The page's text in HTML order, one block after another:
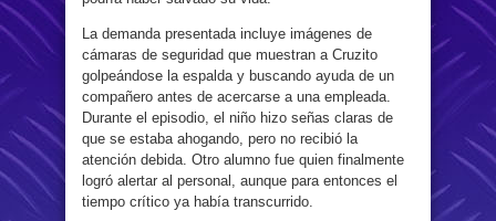
La demanda presentada incluye imágenes de
cámaras de seguridad que muestran a Cruzito
golpeándose la espalda y buscando ayuda de un
compañero antes de acercarse a una empleada.
Durante el episodio, el niño hizo señas claras de
que se estaba ahogando, pero no recibió la
atención debida. Otro alumno fue quien finalmente
logró alertar al personal, aunque para entonces el
tiempo crítico ya había transcurrido.